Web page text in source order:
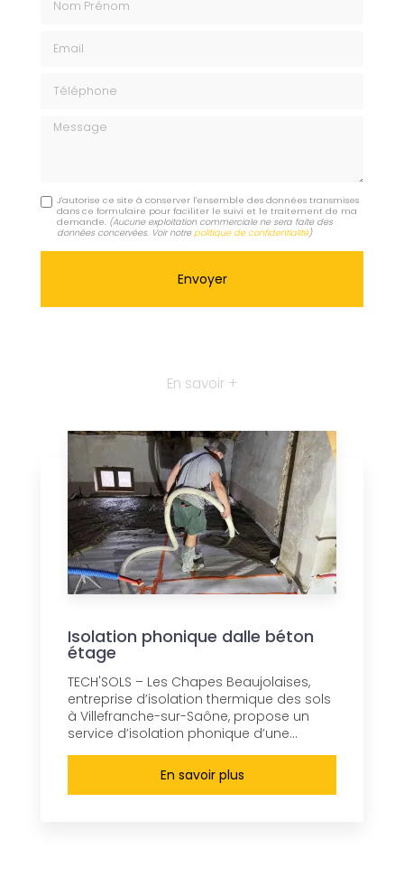
Message
J'autorise ce site à conserver l'ensemble des données transmises
dans ce formulaire pour faciliter le suivi et le traitement de ma
demande. (Aucune exploitation commerciale ne sera faite des
données concervées. Voir notrepolitique de confidentialité)
En savoir +
Isolation phonique dalle béton
étage
TECH'SOLS – Les Chapes Beaujolaises,
entreprise d’isolation thermique des sols
à Villefranche-sur-Saône, propose un
service d’isolation phonique d’une...
En savoir plus